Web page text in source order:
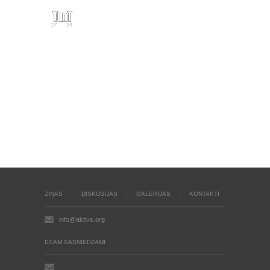
ZIŅAS DISKUSIJAS GALERIJAS KONTAKTI
info@aktivs.org
ESAM SASNIEDZAMI